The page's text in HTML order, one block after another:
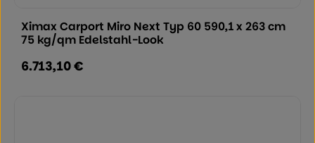
Ximax Carport Miro Next Typ 60 590,1 x 263 cm
75 kg/qm Edelstahl-Look
Regulärer Preis:
6.713,10 €